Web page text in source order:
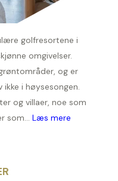
golfresortene i
omgivelser.
og er
i høysesongen.
og villaer, noe som
som... Læs mere